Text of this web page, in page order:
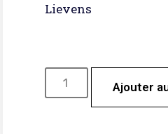
Lievens
Ajouter